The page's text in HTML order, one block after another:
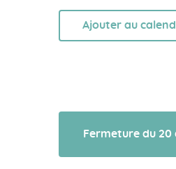
Ajouter au
Fermeture du 20